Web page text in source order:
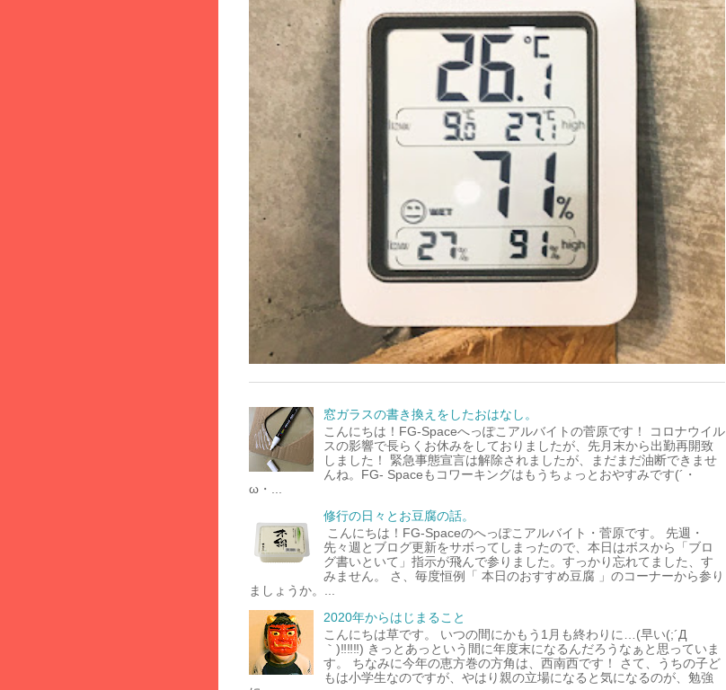
窓ガラスの書き換えをしたおはなし。
こんにちは！FG-Spaceへっぽこアルバイトの菅原です！ コロナウイル
スの影響で長らくお休みをしておりましたが、先月末から出勤再開致
しました！ 緊急事態宣言は解除されましたが、まだまだ油断できませ
んね。FG- Spaceもコワーキングはもうちょっとおやすみです(´・
ω・...
修行の日々とお豆腐の話。
こんにちは！FG-Spaceのへっぽこアルバイト・菅原です。 先週・
先々週とブログ更新をサボってしまったので、本日はボスから「ブロ
グ書いといて」指示が飛んで参りました。すっかり忘れてました、す
みません。 さ、毎度恒例「 本日のおすすめ豆腐 」のコーナーから参り
ましょうか。...
2020年からはじまること
こんにちは草です。 いつの間にかもう1月も終わりに…(早い(;´Д
｀)‼‼‼) きっとあっという間に年度末になるんだろうなぁと思っていま
す。 ちなみに今年の恵方巻の方角は、西南西です！ さて、うちの子ど
もは小学生なのですが、やはり親の立場になると気になるのが、勉強